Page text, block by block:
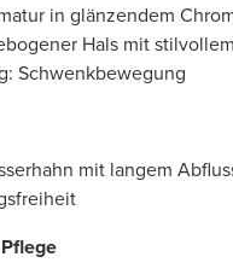
in glänzendem
Hals mit
Schwenkbewegung
mit langem